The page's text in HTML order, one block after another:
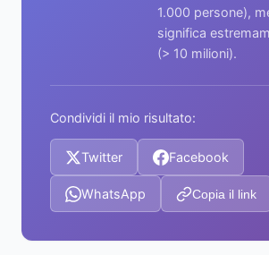
1.000 persone),
significa
(> 10 milioni).
Condividi il mio risultato:
Twitter Facebook
WhatsApp Copia il link